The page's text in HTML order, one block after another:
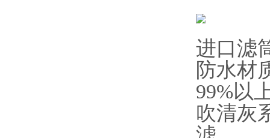
进口滤
防水材
99%以
吹清灰